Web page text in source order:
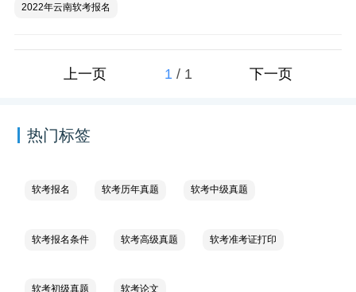
2022年云南软考报名
上一页 1 / 1 下一页
热门标签
软考报名 软考历年真题 软考中级真题
软考报名条件 软考高级真题 软考准考证打印
软考初级真题 软考论文